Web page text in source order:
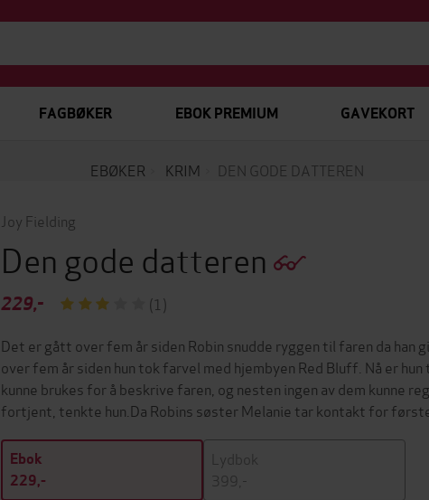
FAGBØKER EBOK PREMIUM GAVEKORT
EBØKER KRIM DEN GODE DATTEREN
Joy Fielding
Den gode datteren
229,-
(1)
Det er gått over fem år siden Robin snudde ryggen til faren da han
over fem år siden hun tok farvel med hjembyen Red Bluff. Nå er
kunne brukes for å beskrive faren, og nesten ingen av dem kunne
fortjent, tenkte hun.Da Robins søster Melanie tar kontakt for
Ebok
229,-
Lydbok
399,-